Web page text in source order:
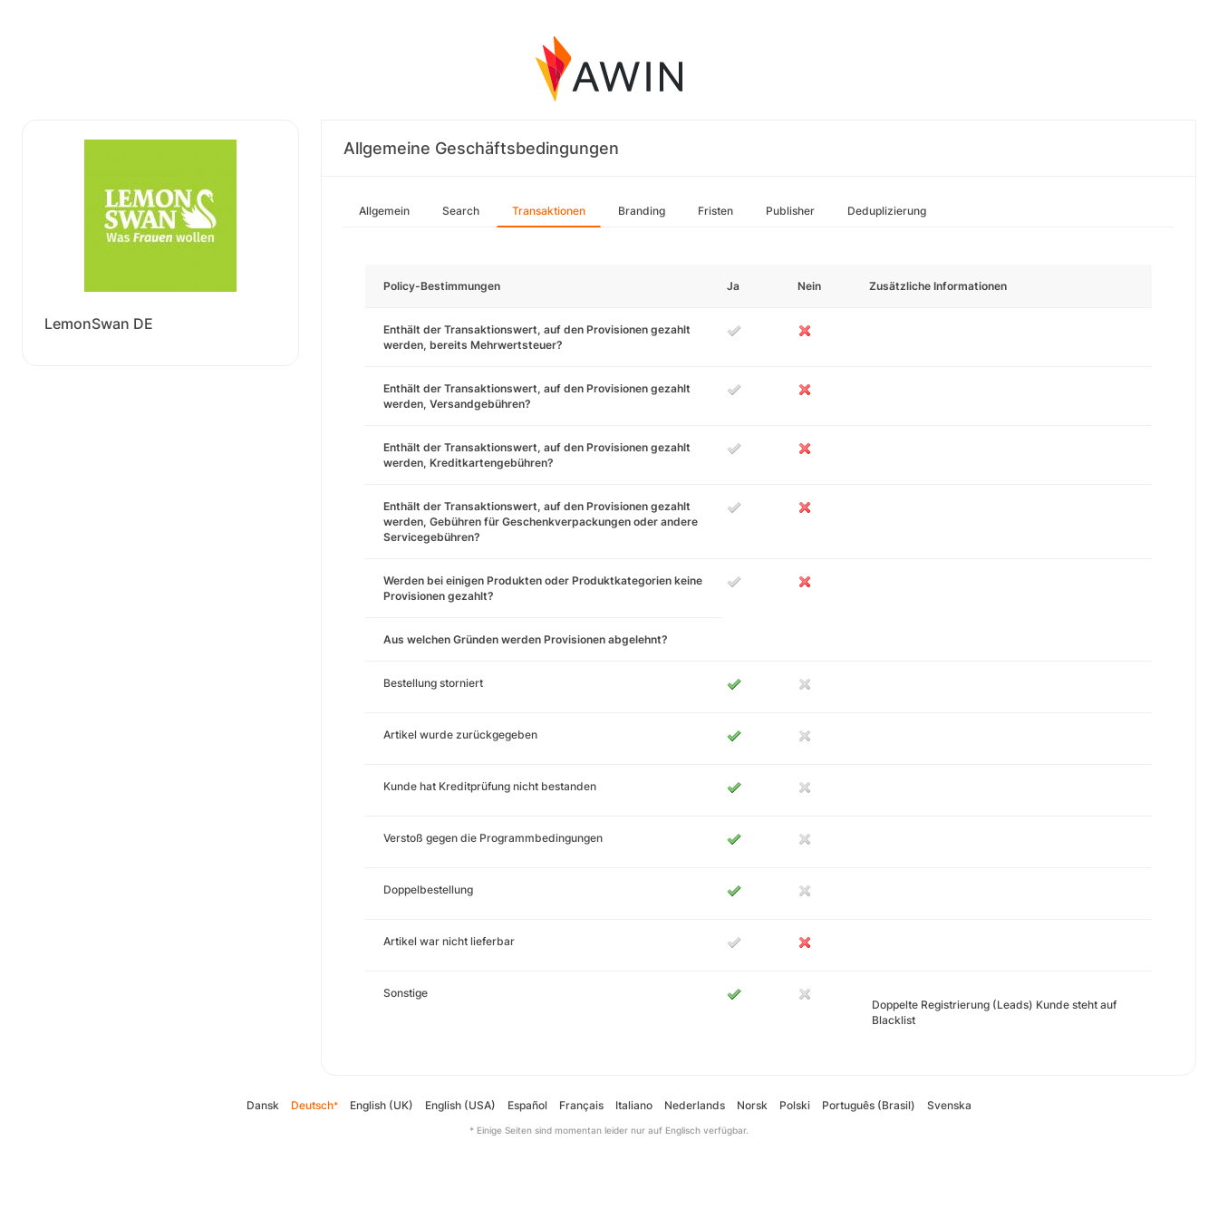
LemonSwan DE
Allgemeine Geschäftsbedingungen
Allgemein Search Transaktionen Branding Fristen Publisher Deduplizierung
Policy-Bestimmungen Ja Nein Zusätzliche Informationen
Enthält der Transaktionswert, auf den Provisionen gezahlt
werden, bereits Mehrwertsteuer?
Enthält der Transaktionswert, auf den Provisionen gezahlt
werden, Versandgebühren?
Enthält der Transaktionswert, auf den Provisionen gezahlt
werden, Kreditkartengebühren?
Enthält der Transaktionswert, auf den Provisionen gezahlt
werden, Gebühren für Geschenkverpackungen oder andere
Servicegebühren?
Werden bei einigen Produkten oder Produktkategorien keine
Provisionen gezahlt?
Aus welchen Gründen werden Provisionen abgelehnt?
Bestellung storniert
Artikel wurde zurückgegeben
Kunde hat Kreditprüfung nicht bestanden
Verstoß gegen die Programmbedingungen
Doppelbestellung
Artikel war nicht lieferbar
Sonstige
Doppelte Registrierung (Leads) Kunde steht auf
Blacklist
Dansk Deutsch* English (UK) English (USA) Español Français Italiano Nederlands Norsk Polski Português (Brasil) Svenska
* Einige Seiten sind momentan leider nur auf Englisch verfügbar.